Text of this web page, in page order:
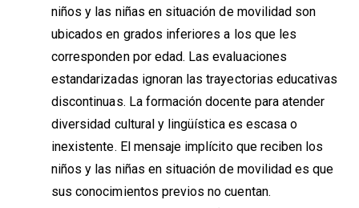
niños y las niñas en situación de movilidad son
ubicados en grados inferiores a los que les
corresponden por edad. Las evaluaciones
estandarizadas ignoran las trayectorias educativas
discontinuas. La formación docente para atender
diversidad cultural y lingüística es escasa o
inexistente. El mensaje implícito que reciben los
niños y las niñas en situación de movilidad es que
sus conocimientos previos no cuentan.